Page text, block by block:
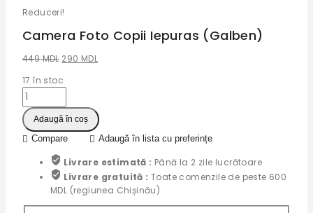
Reduceri!
Camera Foto Copii Iepuras (Galben)
449MDL 290 MDL
17 în stoc
Adaugă în coș
Compare Adaugă în lista cu preferințe
Livrare estimată : Până la 2 zile lucrătoare
Livrare gratuită :Toate comenzile de peste 600
MDL (regiunea Chișinău)